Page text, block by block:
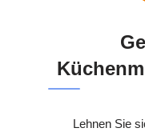
Lehnen Sie